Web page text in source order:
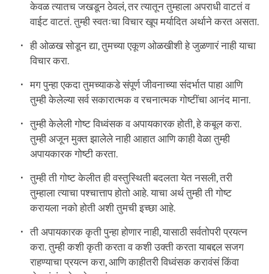
केवळ त्यातच जखडून ठेवलं, तर त्यातून तुम्हाला अपराधी वाटतं व
वाईट वाटतं. तुम्ही स्वतःचा विचार खूप मर्यादित अर्थाने करत असता.
ही ओळख सोडून द्या, तुमच्या एकूण ओळखीशी हे जुळणारं नाही याचा
विचार करा.
मग पुन्हा एकदा तुमच्याकडे संपूर्ण जीवनाच्या संदर्भात पाहा आणि
तुम्ही केलेल्या सर्व सकारात्मक व रचनात्मक गोष्टींचा आनंद माना.
तुम्ही केलेली गोष्ट विध्वंसक व अपायकारक होती, हे कबूल करा.
तुम्ही अजून मुक्त झालेले नाही आहात आणि काही वेळा तुम्ही
अपायकारक गोष्टी करता.
तुम्ही ती गोष्ट केलीत ही वस्तुस्थिती बदलता येत नसली, तरी
तुम्हाला त्याचा पश्चात्ताप होतो आहे. याचा अर्थ तुम्ही ती गोष्ट
करायला नको होती अशी तुमची इच्छा आहे.
ती अपायकारक कृती पुन्हा होणार नाही, यासाठी सर्वतोपरी प्रयत्न
करा. तुम्ही कशी कृती करता व कशी उक्ती करता याबद्दल सजग
राहण्याचा प्रयत्न करा, आणि काहीतरी विध्वंसक करावंसं किंवा